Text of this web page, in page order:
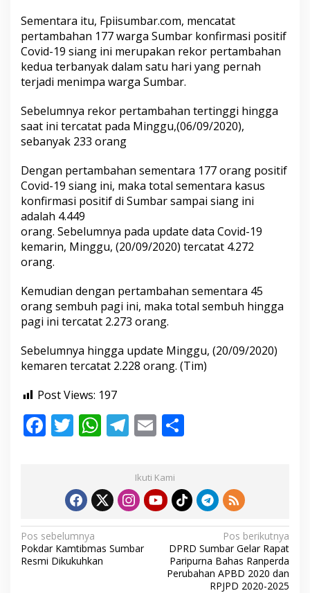
Sementara itu, Fpiisumbar.com, mencatat
pertambahan 177 warga Sumbar konfirmasi positif
Covid-19 siang ini merupakan rekor pertambahan
kedua terbanyak dalam satu hari yang pernah
terjadi menimpa warga Sumbar.
Sebelumnya rekor pertambahan tertinggi hingga
saat ini tercatat pada Minggu,(06/09/2020),
sebanyak 233 orang
Dengan pertambahan sementara 177 orang positif
Covid-19 siang ini, maka total sementara kasus
konfirmasi positif di Sumbar sampai siang ini
adalah 4.449
orang. Sebelumnya pada update data Covid-19
kemarin, Minggu, (20/09/2020) tercatat 4.272
orang.
Kemudian dengan pertambahan sementara 45
orang sembuh pagi ini, maka total sembuh hingga
pagi ini tercatat 2.273 orang.
Sebelumnya hingga update Minggu, (20/09/2020)
kemaren tercatat 2.228 orang. (Tim)
Post Views: 197
F
o
k
T
er
W
s
A
p
p
T
e
gr
a
m
E
ai
l e
Ikuti Kami
N
a
Pos sebelumnya
Pokdar Kamtibmas Sumbar
Resmi Dikukuhkan
Pos berikutnya
DPRD Sumbar Gelar Rapat
Paripurna Bahas Ranperda
Perubahan APBD 2020 dan
RPJPD 2020-2025